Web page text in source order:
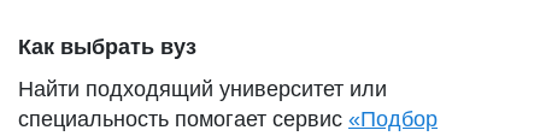
Как выбрать вуз
Найти подходящий университет или
специальность помогает сервис «Подбор